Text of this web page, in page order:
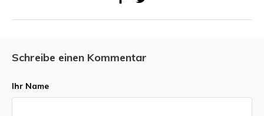
Schreibe einen Kommentar
Ihr Name